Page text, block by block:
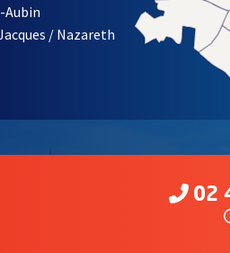
Aubin
/ Nazareth
02